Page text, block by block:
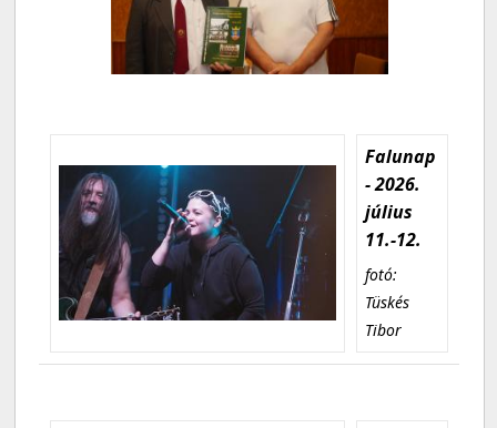
Falunap
- 2026.
július
11.-12.
fotó:
Tüskés
Tibor